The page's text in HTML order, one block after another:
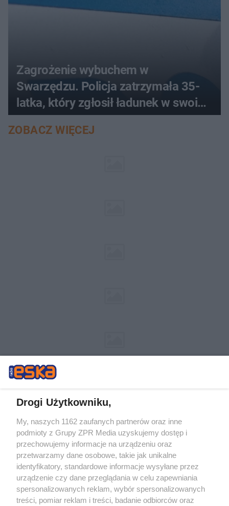
Zagrożenie wybuchem w
Swarzędzu. Policja zatrzymała 35-
latka, który zgłosił ładunek w swoim
aucie
ZOBACZ WIĘCEJ
Żaden utwór zamieszczony w serwisie nie może być powielany i
rozpowszechniany lub dalej rozpowszechniany w jakikolwiek sposób (w
tym także elektroniczny lub mechaniczny) na jakimkolwiek polu
eksploatacji w jakiejkolwiek formie, włącznie z umieszczaniem w
Internecie bez pisemnej zgody właściciela praw. Jakiekolwiek użycie lub
wykorzystanie utworów w całości lub w części z naruszeniem prawa,
tzn. bez właściwej zgody, jest zabronione pod groźbą kary i może być
ścigane prawnie.
Drogi Użytkowniku,
My, naszych 1162 zaufanych partnerów oraz inne
podmioty z Grupy ZPR Media uzyskujemy dostęp i
przechowujemy informacje na urządzeniu oraz
przetwarzamy dane osobowe, takie jak unikalne
identyfikatory, standardowe informacje wysyłane przez
urządzenie czy dane przeglądania w celu zapewniania
spersonalizowanych reklam, wybór spersonalizowanych
treści, pomiar reklam i treści, badanie odbiorców oraz